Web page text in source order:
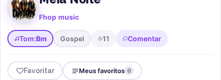
Fhop music
Tom:Bm Gospel 11 Comentar
Favoritar Meus favoritos 0